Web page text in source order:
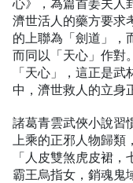
心》，為篇首姜夫人
濟世活人的藥方要求
的上聯為「劍道」，
而同以「天心」作對
「天心」，這正是
中，濟世救人的立身
諸葛青雲武俠小說習
上乘的正邪人物歸類
「人皮雙煞虎皮裙
霸王烏指女，銷魂鬼